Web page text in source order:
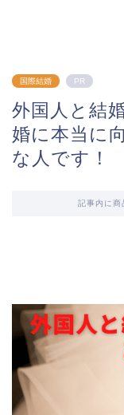
国際結婚 PR
外国人と結
婚に本当に
な人です！
記事内に商